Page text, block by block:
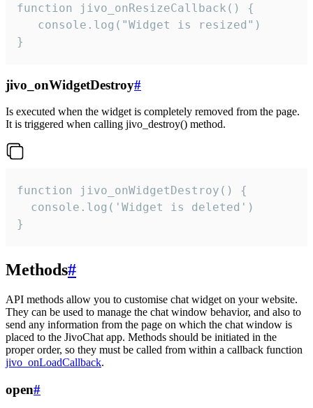
function jivo_onResizeCallback() {
   console.log("Widget is resized")
}
jivo_onWidgetDestroy#
Is executed when the widget is completely removed from the page.
It is triggered when calling jivo_destroy() method.
function jivo_onWidgetDestroy() {
  console.log('Widget is deleted')
}
Methods#
API methods allow you to customise chat widget on your website.
They can be used to manage the chat window behavior, and also to
send any information from the page on which the chat window is
placed to the JivoChat app. Methods should be initiated in the
proper order, so they must be called from within a callback function
jivo_onLoadCallback.
open#